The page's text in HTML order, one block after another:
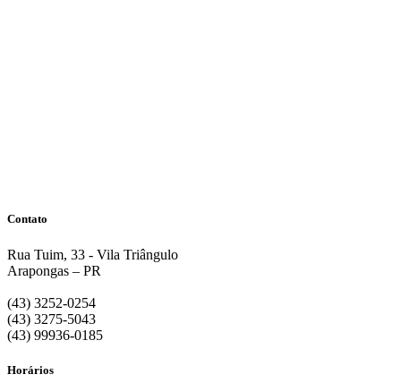
Contato
Rua Tuim, 33 - Vila Triângulo
Arapongas – PR
(43) 3252-0254
(43) 3275-5043
(43) 99936-0185
Horários